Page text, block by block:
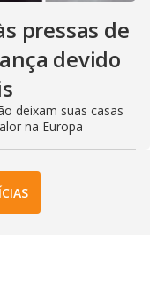
pressas de
devido
deixam suas casas
na Europa